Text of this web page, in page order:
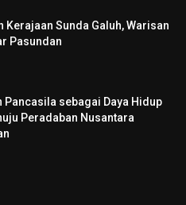
Kerajaan Sunda Galuh, Warisan
Pasundan
Pancasila sebagai Daya Hidup
Peradaban Nusantara